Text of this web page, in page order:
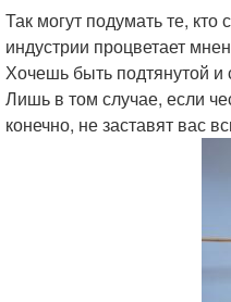
Так могут подумать те,
индустрии процветает
Хочешь быть подтянутой и
Лишь в том случае, если
конечно, не заставят вас